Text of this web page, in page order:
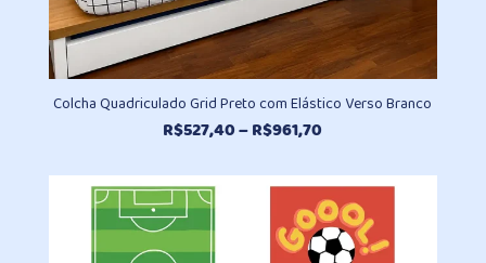
Colcha Quadriculado Grid Preto com Elástico Verso Branco
R$527,40–R$961,70
preço:
R$527,40
através
R$961,70